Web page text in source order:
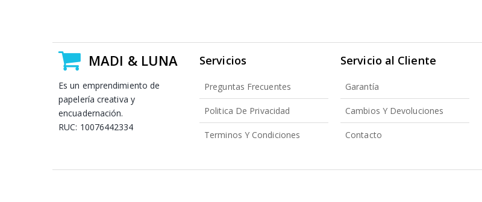
MADI & LUNA
Es un emprendimiento de
papelería creativa y
encuadernación.
RUC: 10076442334
Servicios
Preguntas Frecuentes
Politica De Privacidad
Terminos Y Condiciones
Servicio al Cliente
Garantía
Cambios Y Devoluciones
Contacto